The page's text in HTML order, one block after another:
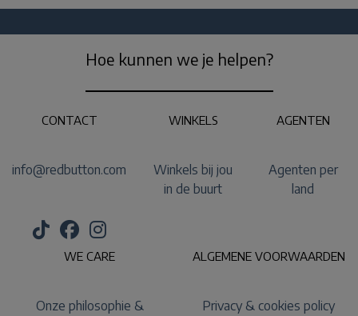
Hoe kunnen we je helpen?
CONTACT
info@redbutton.com
WINKELS
Winkels bij jou
in de buurt
AGENTEN
Agenten per
land
WE CARE
Onze philosophie &
ALGEMENE VOORWAARDEN
Privacy & cookies policy